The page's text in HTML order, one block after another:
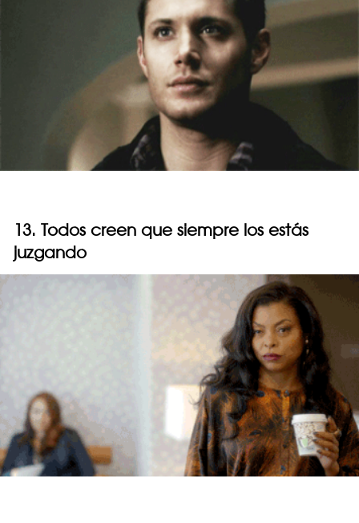
13. Todos creen que siempre los estás
juzgando